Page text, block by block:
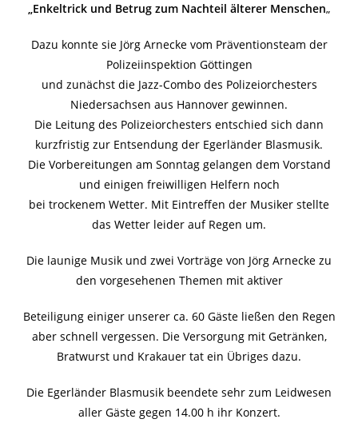
„Enkeltrick und Betrug zum Nachteil älterer Menschen„
Dazu konnte sie Jörg Arnecke vom Präventionsteam der
Polizeiinspektion Göttingen
und zunächst die Jazz-Combo des Polizeiorchesters
Niedersachsen aus Hannover gewinnen.
Die Leitung des Polizeiorchesters entschied sich dann
kurzfristig zur Entsendung der Egerländer Blasmusik.
Die Vorbereitungen am Sonntag gelangen dem Vorstand
und einigen freiwilligen Helfern noch
bei trockenem Wetter. Mit Eintreffen der Musiker stellte
das Wetter leider auf Regen um.
Die launige Musik und zwei Vorträge von Jörg Arnecke zu
den vorgesehenen Themen mit aktiver
Beteiligung einiger unserer ca. 60 Gäste ließen den Regen
aber schnell vergessen. Die Versorgung mit Getränken,
Bratwurst und Krakauer tat ein Übriges dazu.
Die Egerländer Blasmusik beendete sehr zum Leidwesen
aller Gäste gegen 14.00 h ihr Konzert.